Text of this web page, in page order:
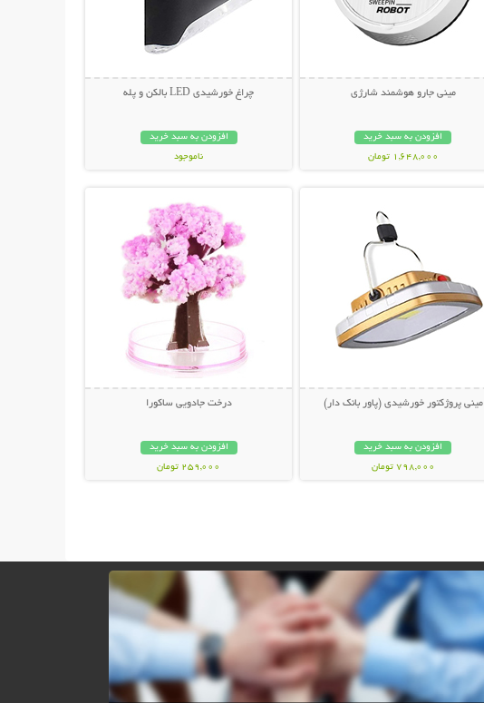
مینی جارو هوشمند شارژی
افزودن به سبد خرید
1,648,000 تومان
چراغ خورشیدی LED بالکن و پله
افزودن به سبد خرید
ناموجود
مینی پروژکتور خورشیدی (پاور بانک دار)
افزودن به سبد خرید
798,000 تومان
درخت جادویی ساکورا
افزودن به سبد خرید
259,000 تومان